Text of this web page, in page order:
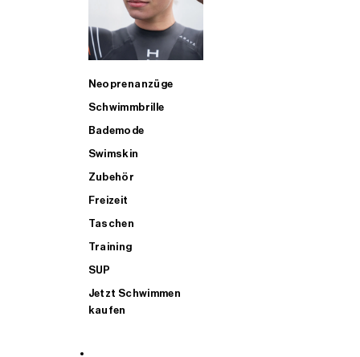
Neoprenanzüge
Schwimmbrille
Bademode
Swimskin
Zubehör
Freizeit
Taschen
Training
SUP
Jetzt Schwimmen
kaufen